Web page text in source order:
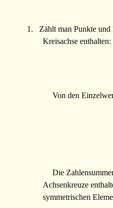
1. Zählt man Punkte
Kreisachse enthalten:
Von den
Die
Achsenkreuze
symmetrischen